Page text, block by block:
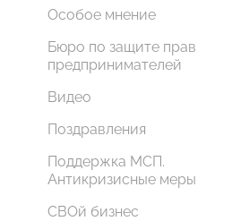
Особое мнение
Бюро по защите прав
предпринимателей
Видео
Поздравления
Поддержка МСП.
Антикризисные меры
СВОй бизнес